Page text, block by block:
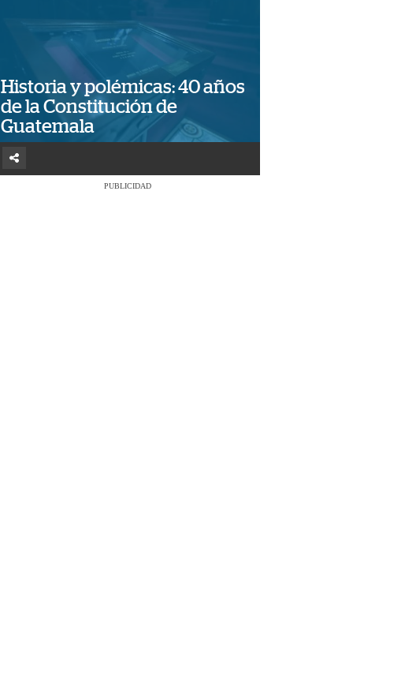
Historia y polémicas: 40 años
de la Constitución de
Guatemala
PUBLICIDAD